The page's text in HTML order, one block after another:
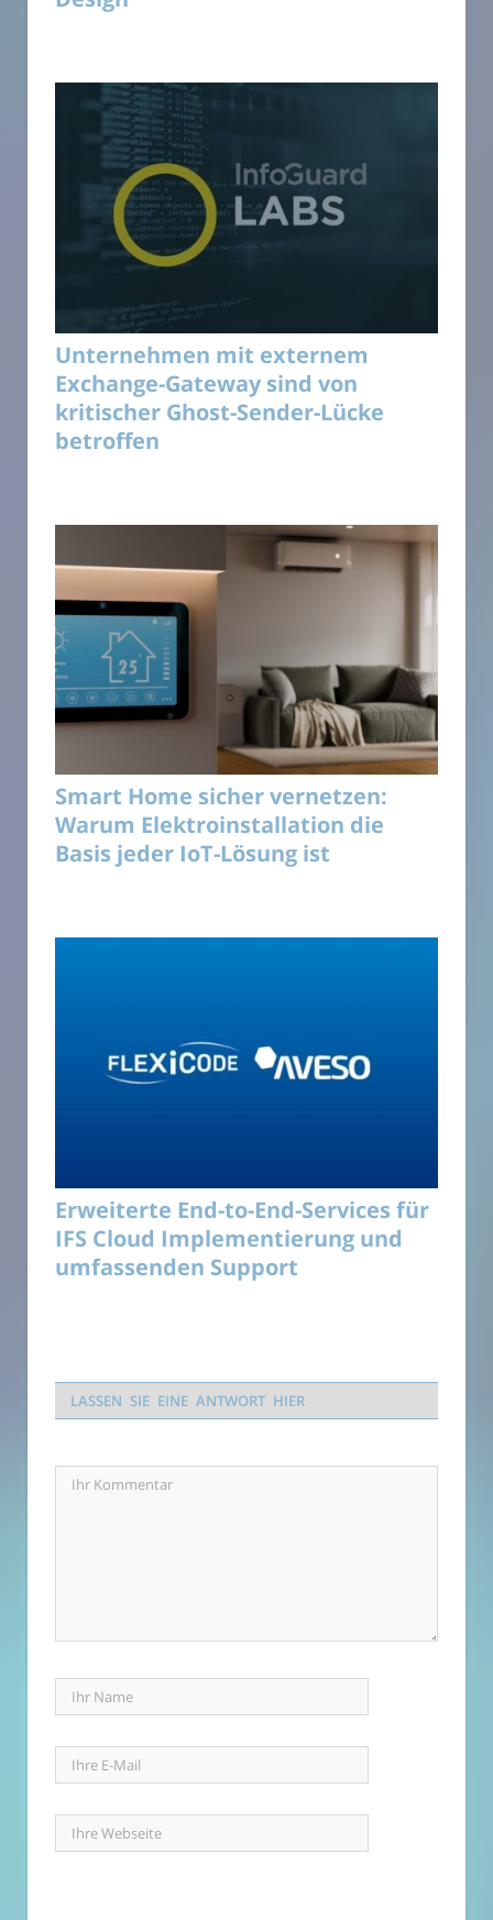
Unternehmen mit externem
Exchange-Gateway sind von
kritischer Ghost-Sender-Lücke
betroffen
Smart Home sicher vernetzen:
Warum Elektroinstallation die
Basis jeder IoT-Lösung ist
Erweiterte End-to-End-Services für
IFS Cloud Implementierung und
umfassenden Support
LASSEN SIE EINE ANTWORT HIER